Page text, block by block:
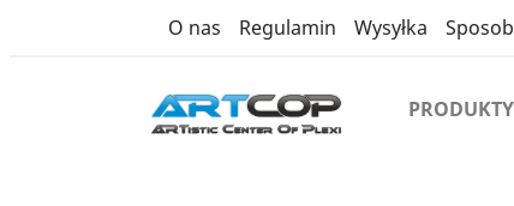
O nas Regulamin Wysyłka
PRODUKTY